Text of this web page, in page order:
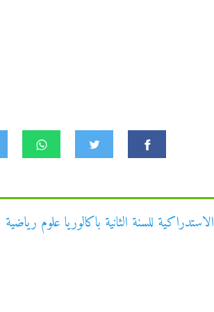
للسنة الثانية باكالوريا علوم رياضية 2016